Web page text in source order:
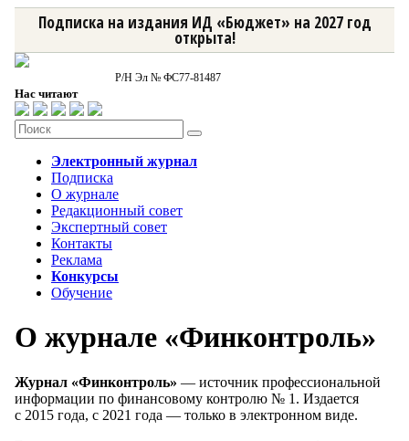
Подписка на издания ИД «Бюджет» на 2027 год
открыта!
Р/Н Эл № ФС77-81487
Нас читают
Электронный журнал
Подписка
О журнале
Редакционный совет
Экспертный совет
Контакты
Реклама
Конкурсы
Обучение
О журнале «Финконтроль»
Журнал «Финконтроль» — источник профессиональной
информации по финансовому контролю № 1. Издается
с 2015 года, с 2021 года — только в электронном виде.